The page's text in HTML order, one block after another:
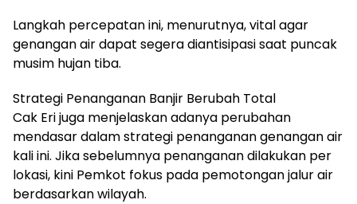
Langkah percepatan ini, menurutnya, vital agar
genangan air dapat segera diantisipasi saat puncak
musim hujan tiba.
Strategi Penanganan Banjir Berubah Total
Cak Eri juga menjelaskan adanya perubahan
mendasar dalam strategi penanganan genangan air
kali ini. Jika sebelumnya penanganan dilakukan per
lokasi, kini Pemkot fokus pada pemotongan jalur air
berdasarkan wilayah.